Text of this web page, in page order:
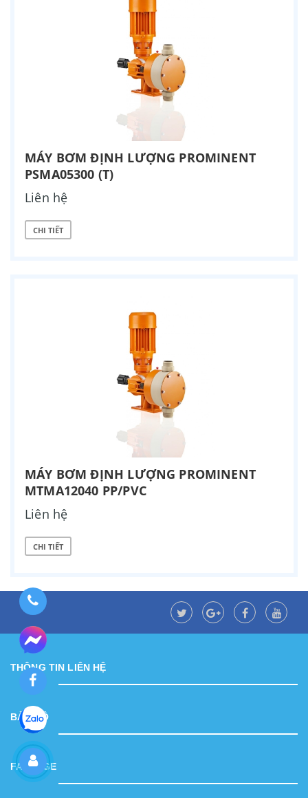
MÁY BƠM ĐỊNH LƯỢNG PROMINENT
PSMA05300 (T)
Liên hệ
CHI TIẾT
MÁY BƠM ĐỊNH LƯỢNG PROMINENT
MTMA12040 PP/PVC
Liên hệ
CHI TIẾT
THÔNG TIN LIÊN HỆ
BẢN ĐỒ
FANPAGE